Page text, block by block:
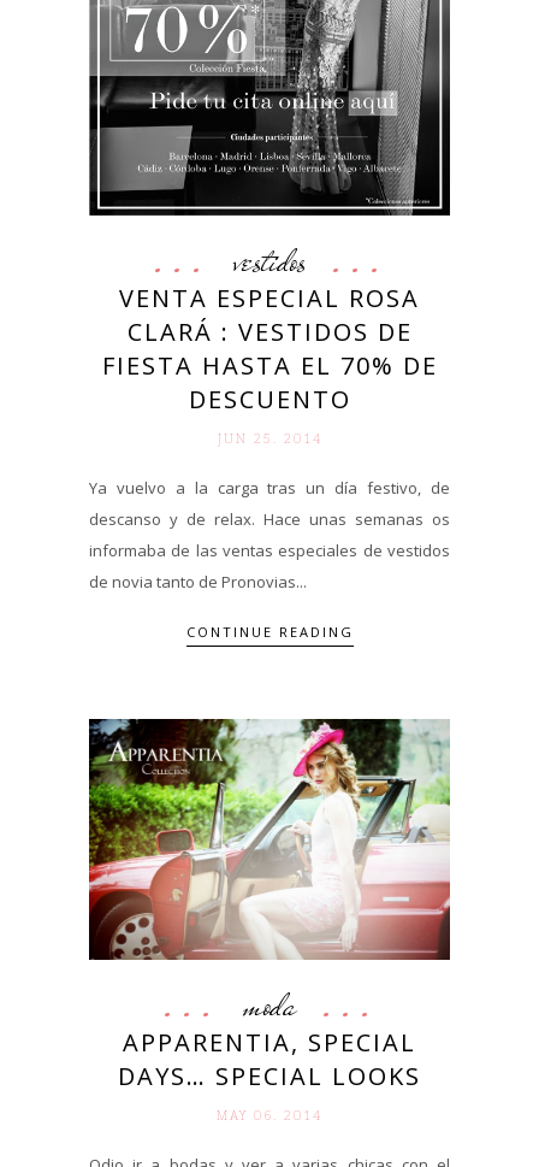
vestidos
VENTA ESPECIAL ROSA
CLARÁ : VESTIDOS DE
FIESTA HASTA EL 70% DE
DESCUENTO
JUN 25. 2014
Ya vuelvo a la carga tras un día festivo, de
descanso y de relax. Hace unas semanas os
informaba de las ventas especiales de vestidos
de novia tanto de Pronovias...
CONTINUE READING
moda
APPARENTIA, SPECIAL
DAYS… SPECIAL LOOKS
MAY 06. 2014